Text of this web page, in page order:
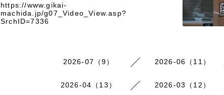
https://www.gikai-
machida.jp/g07_Video_View.asp?
SrchID=7336
2026-07（9） 2026-06（11）
2026-04（13） 2026-03（12）